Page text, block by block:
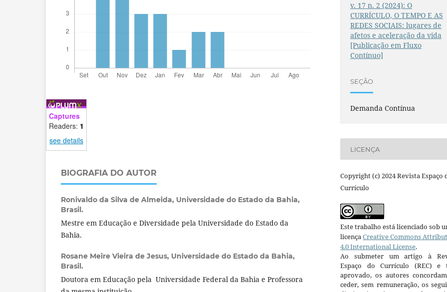
Captures
Readers: 1
see details
BIOGRAFIA DO AUTOR
Ronivaldo da Silva de Almeida, Universidade do Estado da Bahia,
Brasil.
Mestre em Educação e Diversidade pela Universidade do Estado da
Bahia.
Rosane Meire Vieira de Jesus, Universidade do Estado da Bahia,
Brasil.
Doutora em Educação pela Universidade Federal da Bahia e Professora
v. 17 n. 2 (2024): O
CURRÍCULO, O TEMPO E AS
REDES SOCIAIS: lugares de
afetos e aceleração da vida
[Publicação em Fluxo
Contínuo]
SEÇÃO
Demanda Contínua
LICENÇA
Copyright (c) 2024 Revista Espaço
Currículo
Este trabalho está licenciado sob
licençaCreative Commons
4.0 International License.
Ao submeter um artigo à
Espaço do Currículo (REC) e
aprovado, os autores
ceder, sem remuneração, os